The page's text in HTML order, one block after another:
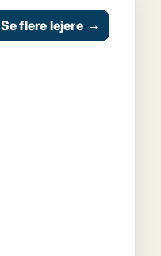
Se flere lejere →